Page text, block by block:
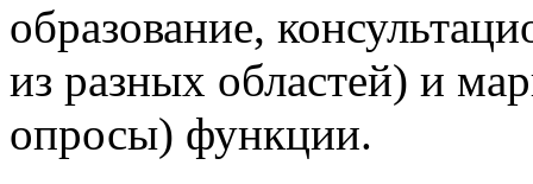
образование,
из разных областей) и
опросы) функции.